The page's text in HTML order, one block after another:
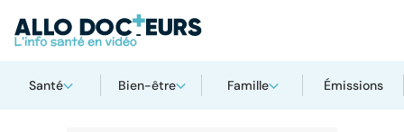
Santé Bien-être Famille Émissions